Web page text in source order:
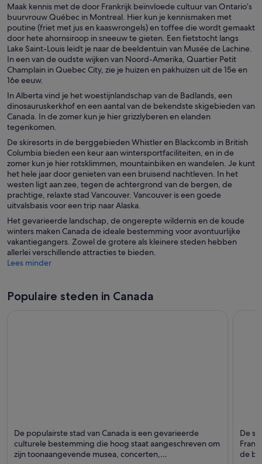
Maak kennis met de door Frankrijk beïnvloede cultuur van Ontario’s
buurvrouw Québec in Montreal. Hier kun je kennismaken met
poutine (friet met jus en kaaswrongels) en toffee die wordt gemaakt
door hete ahornsiroop in sneeuw te gieten. Een fietstocht langs
Lake Saint-Louis leidt je naar de beeldentuin van Musée de Lachine.
In een van de oudste wijken van Noord-Amerika, Quartier Petit
Champlain in Quebec City, zie je huizen en pakhuizen uit de 15e en
16e eeuw.
In Alberta vind je het woestijnlandschap van de Badlands, een
dinosauruskerkhof en een aantal van de bekendste skigebieden van
Canada. In de zomer kun je hier grizzlyberen en elanden
tegenkomen.
De skiresorts in de berggebieden Whistler en Blackcomb in British
Columbia bieden een keur aan wintersportfaciliteiten, en in de
zomer kun je hier rotsklimmen, mountainbiken en wandelen. Je kunt
het hele jaar door genieten van een bruisend nachtleven. In het
westen ligt aan zee, tegen de achtergrond van de bergen, de
prachtige, relaxte stad Vancouver. Vancouver is een goede
uitvalsbasis voor een trip naar Alaska.
Het gevarieerde landschap, de ongerepte wildernis en de koude
winters maken Canada de ideale bestemming voor avontuurlijke
vakantiegangers. Zowel de grotere als kleinere steden hebben
allerlei verschillende attracties te bieden.
Lees minder
Populaire steden in Canada
Staat bekend om Entertainment, Theaters en
Museums
De populairste stad van Canada is een gevarieerde
culturele bestemming die hoog staat aangeschreven om
zijn toonaangevende musea, concerten,
De
de